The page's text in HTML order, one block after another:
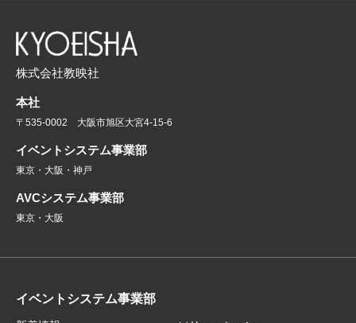
株式会社教映社
本社
〒535-0002 大阪市旭区大宮4-15-6
イベントシステム事業部
東京・大阪・神戸
AVCシステム事業部
東京・大阪
イベントシステム事業部